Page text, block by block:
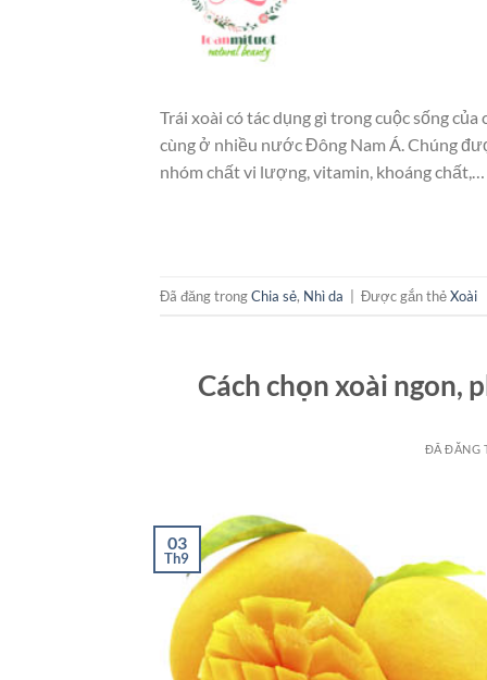
Trái xoài có tác dụng gì trong cuộc sống
cùng ở nhiều nước Đông Nam Á. Chúng
nhóm chất vi lượng, vitamin, khoáng
Đã đăng trongChia sẻ, Nhì da | Được gắn thẻXoài
Cách chọn xoài ngon,
ĐÃ ĐĂNG
03
Th9